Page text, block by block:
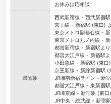
お休みは応相談
最寄駅
西武新宿線 - 西武新宿
京王線 - 新宿駅 (東口)
東京メトロ副都心線 -
東京メトロ丸ノ内線 -
都営新宿線 - 新宿駅よ
都営大江戸線 - 新宿駅
小田急線 - 新宿駅 (東口
京王新線 - 新線新宿駅 (
JR湘南新宿ライン - 新
都営大江戸線 - 東新宿
JR埼京線 - 新宿駅 (東
JR中央・総武線 - 新宿